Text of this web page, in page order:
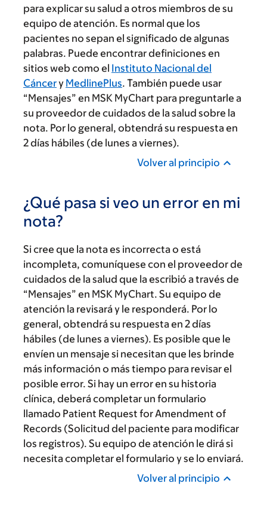
para explicar su salud a otros miembros de su
equipo de atención. Es normal que los
pacientes no sepan el significado de algunas
palabras. Puede encontrar definiciones en
sitios web como el Instituto Nacional del
Cáncery MedlinePlus. También puede usar
“Mensajes” en MSK MyChart para preguntarle a
su proveedor de cuidados de la salud sobre la
nota. Por lo general, obtendrá su respuesta en
2 días hábiles (de lunes a viernes).
Volver al principio
¿Qué pasa si veo un error en mi
nota?
Si cree que la nota es incorrecta o está
incompleta, comuníquese con el proveedor de
cuidados de la salud que la escribió a través de
“Mensajes” en MSK MyChart. Su equipo de
atención la revisará y le responderá. Por lo
general, obtendrá su respuesta en 2 días
hábiles (de lunes a viernes). Es posible que le
envíen un mensaje si necesitan que les brinde
más información o más tiempo para revisar el
posible error. Si hay un error en su historia
clínica, deberá completar un formulario
llamado Patient Request for Amendment of
Records (Solicitud del paciente para modificar
los registros). Su equipo de atención le dirá si
necesita completar el formulario y se lo enviará.
Volver al principio